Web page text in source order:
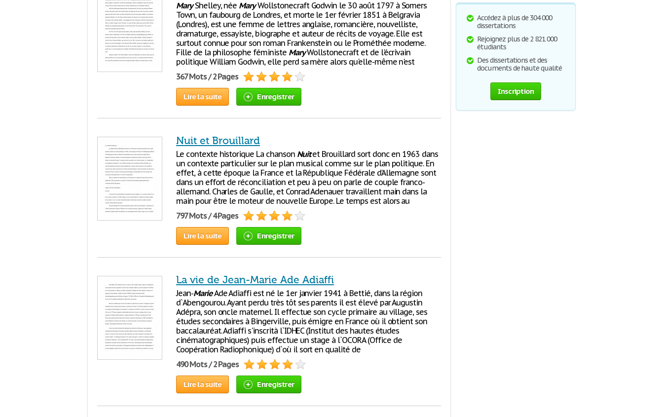
MaryShelley, née MaryWollstonecraft Godwin le 30 août 1797 à Somers
Town, un faubourg de Londres, et morte le 1er février 1851 à Belgravia
(Londres), est une femme de lettres anglaise, romancière, nouvelliste,
dramaturge, essayiste, biographe et auteur de récits de voyage. Elle est
surtout connue pour son roman Frankenstein ou le Prométhée moderne.
Fille de la philosophe féministe MaryWollstonecraft et de l'écrivain
politique William Godwin, elle perd sa mère alors qu'elle-même n'est
367 Mots / 2 Pages
Lire la suite Enregistrer
Nuit et Brouillard
Le contexte historique La chanson Nuitet Brouillard sort donc en 1963 dans
un contexte particulier sur le plan musical comme sur le plan politique. En
effet, à cette époque la France et la République Fédérale d’Allemagne sont
dans un effort de réconciliation et peu à peu on parle de couple franco-
allemand. Charles de Gaulle, et Conrad Adenauer travaillent main dans la
main pour être le moteur de nouvelle Europe. Le temps est alors au
797 Mots / 4 Pages
Lire la suite Enregistrer
La vie de Jean-Marie Ade Adiaffi
Jean-MarieAde Adiaffi est né le 1er janvier 1941 à Bettié, dans la région
d`Abengourou. Ayant perdu très tôt ses parents il est élevé par Augustin
Adépra, son oncle maternel. Il effectue son cycle primaire au village, ses
études secondaires à Bingerville, puis émigre en France où il obtient son
baccalauréat. Adiaffi s'inscrità l`IDHEC (Institut des hautes études
cinématographiques) puis effectue un stage à l`OCORA (Office de
Coopération Radiophonique) d`où il sort en qualité de
490 Mots / 2 Pages
Lire la suite Enregistrer
Accédez à plus de 304 000
dissertations
Rejoignez plus de 2 821 000
étudiants
Des dissertations et des
documents de haute qualité
Inscription